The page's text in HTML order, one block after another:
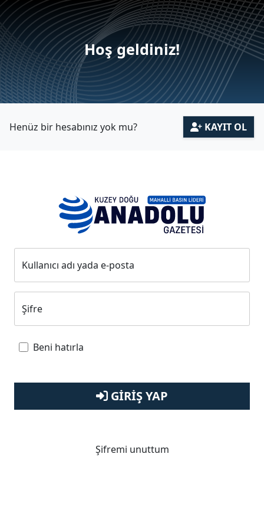
Hoş geldiniz!
Henüz bir hesabınız yok mu? KAYIT OL
Kullanıcı adı yada e-posta
Şifre
Beni hatırla
GIRIŞ YAP
Şifremi unuttum